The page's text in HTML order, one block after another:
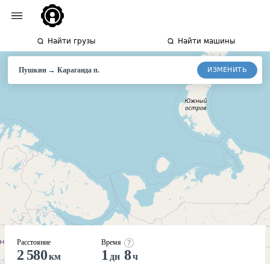
Найти грузы Найти машины
Пушкин→Карагандап. ИЗМЕНИТЬ
Расстояние
2 580км
Время
1 дн 8ч